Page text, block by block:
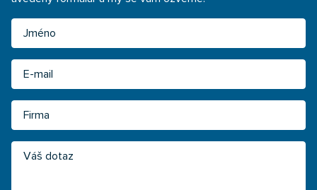
Jméno
Váš dotaz